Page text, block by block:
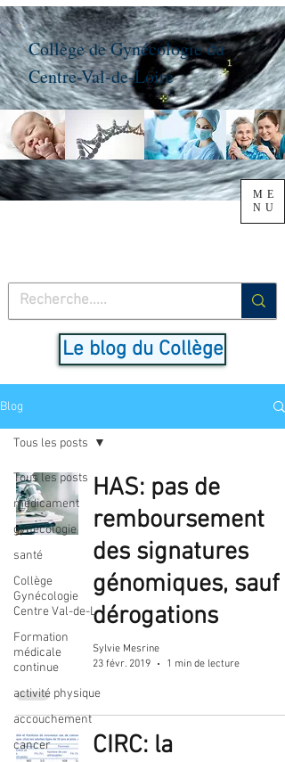
Le blog du Collège
ME
NU
Collège de Gynécologie du
Centre-Val-de-Loire
Blog
Tous les posts
médicament
gynécologie
santé
Collège
Gynécologie
Centre Val-de-L
Formation
médicale
continue
activité physique
accouchement
cancer
Tous les posts
HAS: pas de
remboursement
des signatures
génomiques, sauf
dérogations
Sylvie Mesrine
23 févr. 2019
1 min de lecture
CIRC: la